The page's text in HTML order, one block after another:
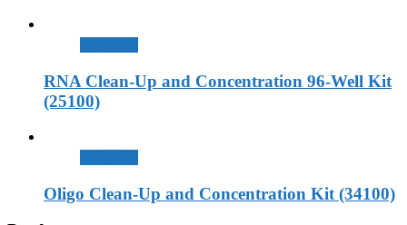
RNA Clean-Up and Concentration 96-Well Kit
(25100)
Oligo Clean-Up and Concentration Kit (34100)